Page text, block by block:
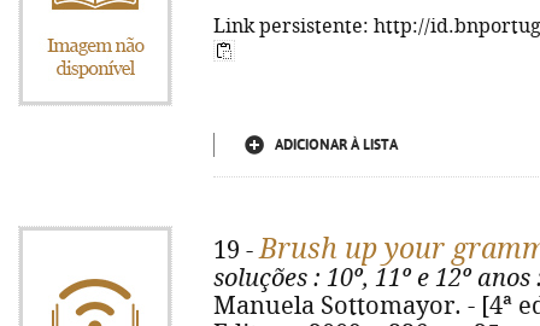
Link persistente: http://
ADICIONAR À LISTA
19 -Brush up your
soluções : 10º, 11º e 12º anos
Manuela Sottomayor. - [4ª